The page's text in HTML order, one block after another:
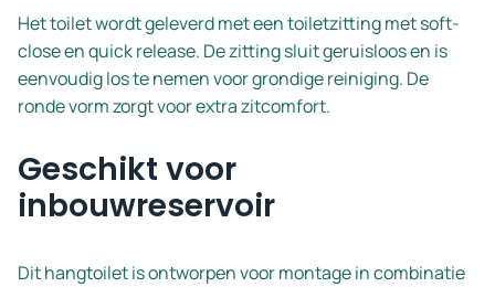
Het toilet wordt geleverd met een toiletzitting met soft-
close en quick release. De zitting sluit geruisloos en is
eenvoudig los te nemen voor grondige reiniging. De
ronde vorm zorgt voor extra zitcomfort.
Geschikt voor
inbouwreservoir
Dit hangtoilet is ontworpen voor montage in combinatie